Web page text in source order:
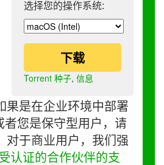
选择您的操作系统:
下载
Torrent 种子, 信息
果是在企业环境中部署
者您是保守型用户，请
对于商业用户，我们强
认证的合作伙伴的支